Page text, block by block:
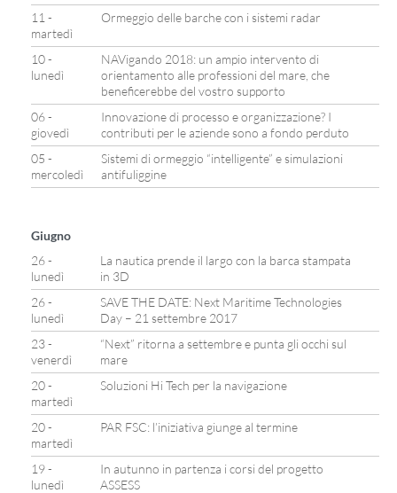
11 -
martedì
Ormeggio delle barche con i sistemi radar
10 -
lunedì
NAVigando 2018: un ampio intervento di
orientamento alle professioni del mare, che
beneficerebbe del vostro supporto
06 -
giovedì
Innovazione di processo e organizzazione? I
contributi per le aziende sono a fondo perduto
05 -
mercoledì
Sistemi di ormeggio “intelligente” e simulazioni
antifuliggine
Giugno
26 -
lunedì
La nautica prende il largo con la barca stampata
in 3D
26 -
lunedì
SAVE THE DATE: Next Maritime Technologies
Day – 21 settembre 2017
23 -
venerdì
“Next” ritorna a settembre e punta gli occhi sul
mare
20 -
martedì
Soluzioni Hi Tech per la navigazione
20 -
martedì
PAR FSC: l’iniziativa giunge al termine
19 -
lunedì
In autunno in partenza i corsi del progetto
ASSESS